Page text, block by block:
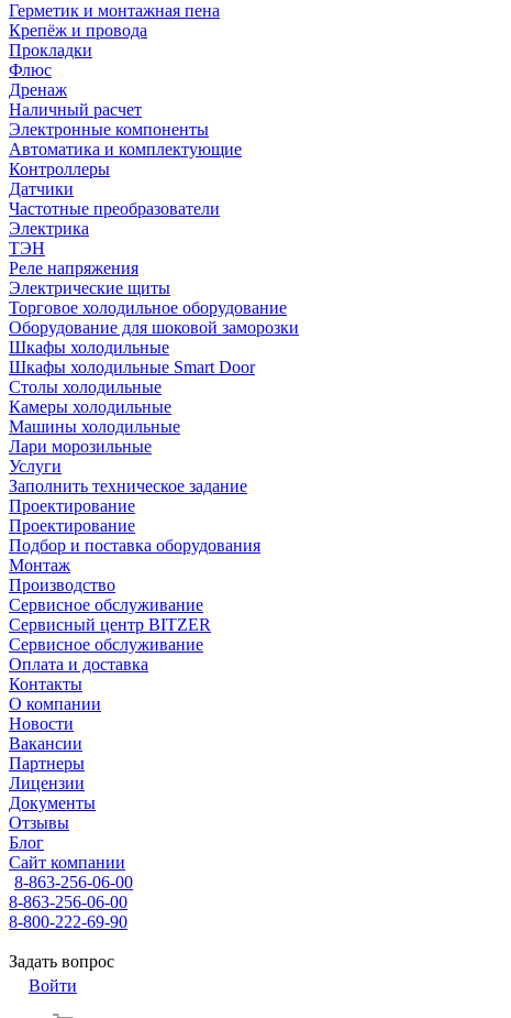
Герметик и монтажная пена
Крепёж и провода
Прокладки
Флюс
Дренаж
Наличный расчет
Электронные компоненты
Автоматика и комплектующие
Контроллеры
Датчики
Частотные преобразователи
Электрика
ТЭН
Реле напряжения
Электрические щиты
Торговое холодильное оборудование
Оборудование для шоковой заморозки
Шкафы холодильные
Шкафы холодильные Smart Door
Столы холодильные
Камеры холодильные
Машины холодильные
Лари морозильные
Услуги
Заполнить техническое задание
Проектирование
Проектирование
Подбор и поставка оборудования
Монтаж
Производство
Сервисное обслуживание
Сервисный центр BITZER
Сервисное обслуживание
Оплата и доставка
Контакты
О компании
Новости
Вакансии
Партнеры
Лицензии
Документы
Отзывы
Блог
Сайт компании
8-863-256-06-00
8-863-256-06-00
8-800-222-69-90
Задать вопрос
Войти